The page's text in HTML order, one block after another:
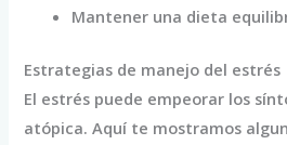
Mantener una dieta
Estrategias de manejo del estrés
El estrés puede empeorar los
atópica. Aquí te mostramos